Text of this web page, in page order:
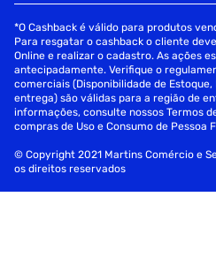
*O Cashback é válido para produtos
Para resgatar o cashback o cliente
Online e realizar o cadastro. As ações
antecipadamente. Verifique o
comerciais (Disponibilidade de
entrega) são válidas para a região de
informações, consulte nossos Termos
compras de Uso e Consumo de Pessoa
© Copyright 2021 Martins Comércio e
os direitos reservados